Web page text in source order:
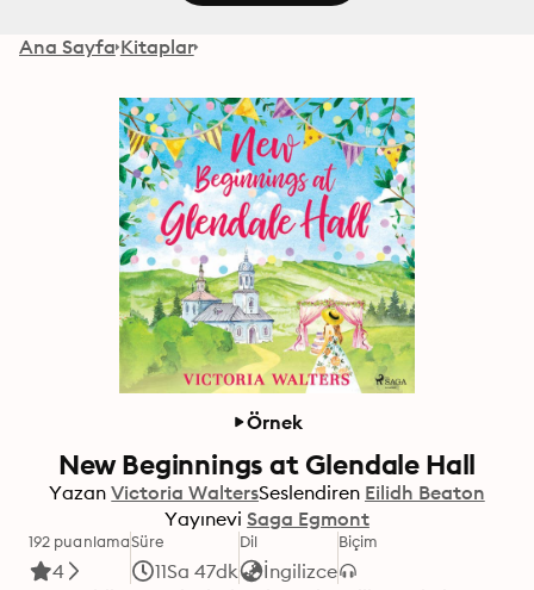
Ana Sayfa Kitaplar
Örnek
New Beginnings at Glendale Hall
Yazan Victoria WaltersSeslendiren Eilidh Beaton
Yayınevi Saga Egmont
192 puanlama
4
Süre
11Sa 47dk
Dil
İngilizce
Biçim